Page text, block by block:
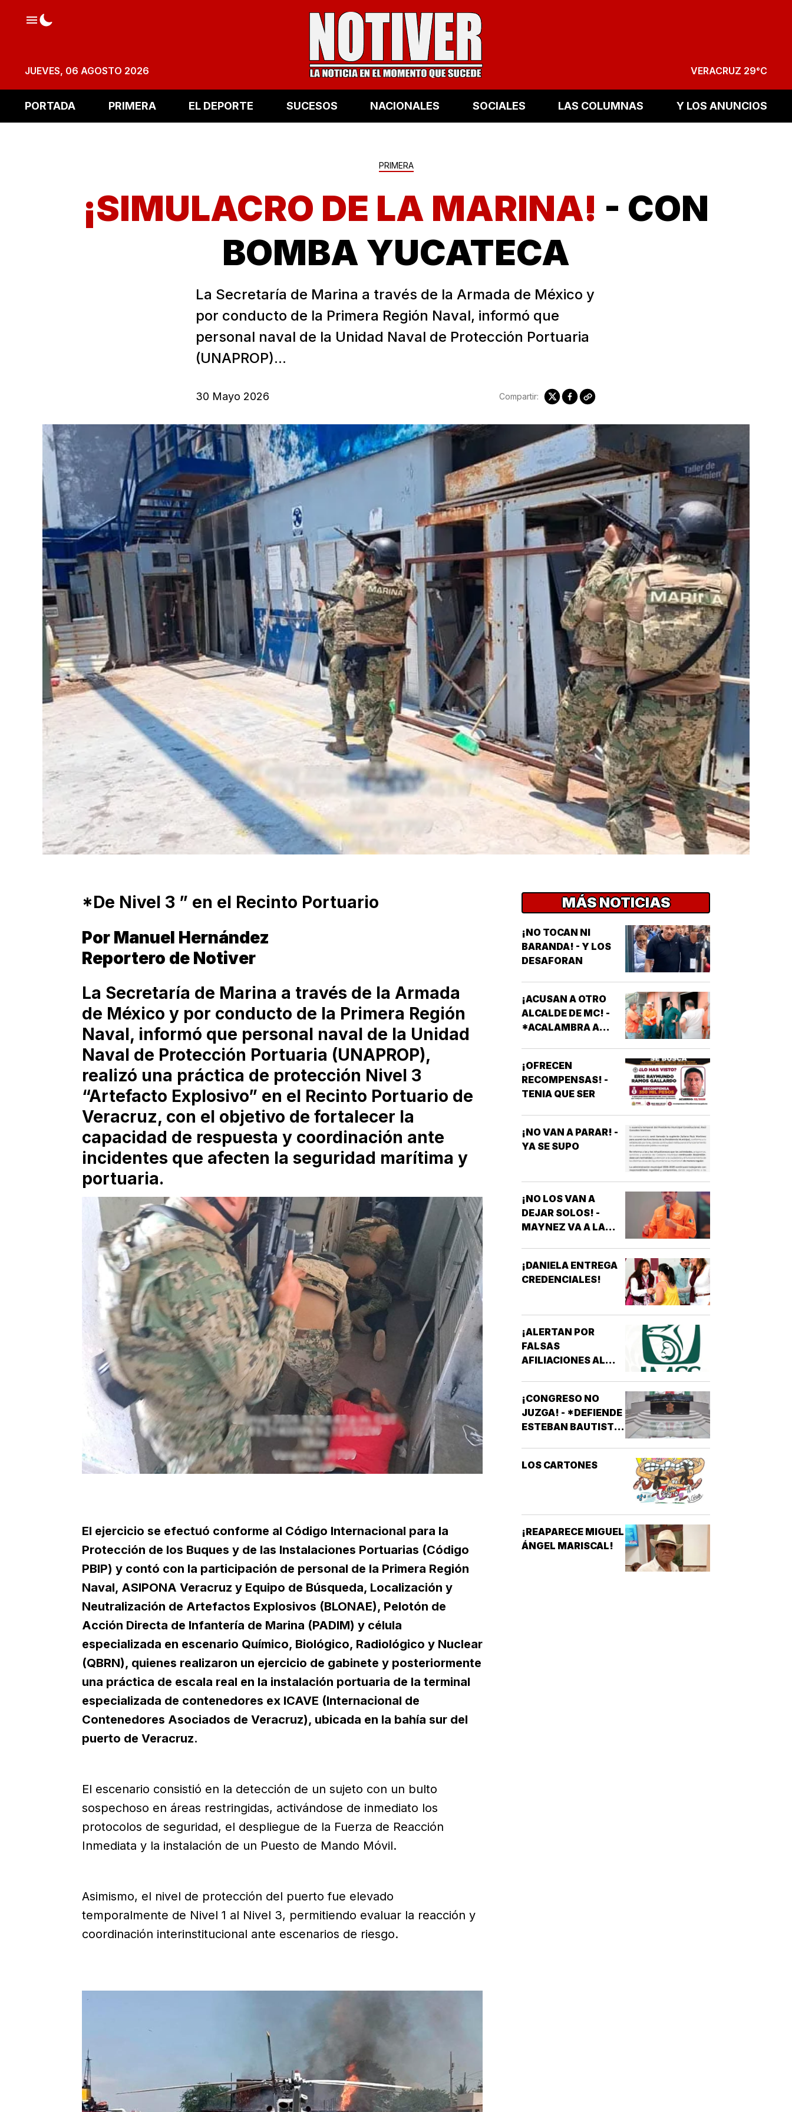
JUEVES, 06 AGOSTO 2026 VERACRUZ 29°C
PORTADA PRIMERA EL DEPORTE SUCESOS NACIONALES SOCIALES LAS COLUMNAS Y LOS ANUNCIOS
PRIMERA
¡SIMULACRO DE LA MARINA! - CON
BOMBA YUCATECA
La Secretaría de Marina a través de la Armada de México y
por conducto de la Primera Región Naval, informó que
personal naval de la Unidad Naval de Protección Portuaria
(UNAPROP)...
30 Mayo 2026 Compartir:
*De Nivel 3 ” en el Recinto Portuario
Por Manuel Hernández
Reportero de Notiver
La Secretaría de Marina a través de la Armada
de México y por conducto de la Primera Región
Naval, informó que personal naval de la Unidad
Naval de Protección Portuaria (UNAPROP),
realizó una práctica de protección Nivel 3
“Artefacto Explosivo” en el Recinto Portuario de
Veracruz, con el objetivo de fortalecer la
capacidad de respuesta y coordinación ante
incidentes que afecten la seguridad marítima y
portuaria.
El ejercicio se efectuó conforme al Código Internacional para la
Protección de los Buques y de las Instalaciones Portuarias (Código
PBIP) y contó con la participación de personal de la Primera Región
Naval, ASIPONA Veracruz y Equipo de Búsqueda, Localización y
Neutralización de Artefactos Explosivos (BLONAE), Pelotón de
Acción Directa de Infantería de Marina (PADIM) y célula
especializada en escenario Químico, Biológico, Radiológico y Nuclear
(QBRN), quienes realizaron un ejercicio de gabinete y posteriormente
una práctica de escala real en la instalación portuaria de la terminal
especializada de contenedores ex ICAVE (Internacional de
Contenedores Asociados de Veracruz), ubicada en la bahía sur del
puerto de Veracruz.
El escenario consistió en la detección de un sujeto con un bulto
sospechoso en áreas restringidas, activándose de inmediato los
protocolos de seguridad, el despliegue de la Fuerza de Reacción
Inmediata y la instalación de un Puesto de Mando Móvil.
Asimismo, el nivel de protección del puerto fue elevado
temporalmente de Nivel 1 al Nivel 3, permitiendo evaluar la reacción y
coordinación interinstitucional ante escenarios de riesgo.
MÁS NOTICIAS
¡NO TOCAN NI
BARANDA! - Y LOS
DESAFORAN
¡ACUSAN A OTRO
ALCALDE DE MC! -
*ACALAMBRA A
¡OFRECEN
RECOMPENSAS! -
TENIA QUE SER
¡NO VAN A PARAR! -
YA SE SUPO
¡NO LOS VAN A
DEJAR SOLOS! -
MAYNEZ VA A LA
¡DANIELA ENTREGA
CREDENCIALES!
¡ALERTAN POR
FALSAS
AFILIACIONES AL
SOCIALES
¡CONGRESO NO
JUZGA! - *DEFIENDE
ESTEBAN BAUTISTA
LOS CARTONES
¡REAPARECE MIGUEL
ÁNGEL MARISCAL!